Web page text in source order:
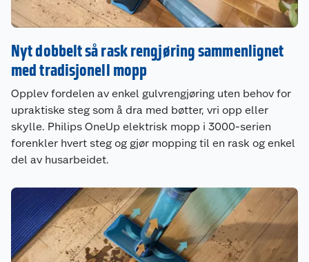
Nyt dobbelt så rask rengjøring sammenlignet
med tradisjonell mopp
Opplev fordelen av enkel gulvrengjøring uten behov for
upraktiske steg som å dra med bøtter, vri opp eller
skylle. Philips OneUp elektrisk mopp i 3000-serien
forenkler hvert steg og gjør mopping til en rask og enkel
del av husarbeidet.